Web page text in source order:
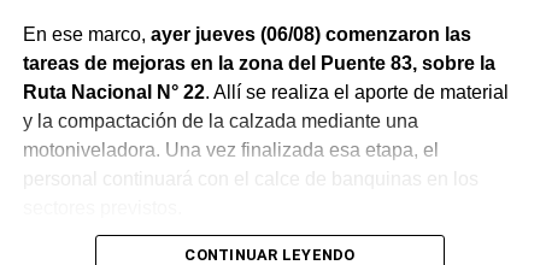
En ese marco, ayer jueves (06/08) comenzaron las
tareas de mejoras en la zona del Puente 83, sobre la
Ruta Nacional N° 22. Allí se realiza el aporte de material
y la compactación de la calzada mediante una
motoniveladora. Una vez finalizada esa etapa, el
personal continuará con el calce de banquinas en los
CONTINUAR LEYENDO